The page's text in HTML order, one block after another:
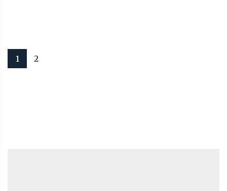
1 2